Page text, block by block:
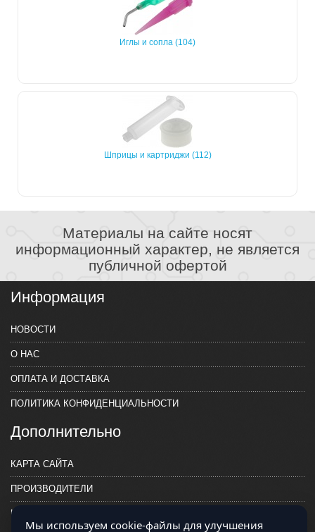
Иглы и сопла (104)
Шприцы и картриджи (112)
Материалы на сайте носят
информационный характер, не является
публичной офертой
Информация
НОВОСТИ
О НАС
ОПЛАТА И ДОСТАВКА
ПОЛИТИКА КОНФИДЕНЦИАЛЬНОСТИ
Дополнительно
КАРТА САЙТА
ПРОИЗВОДИТЕЛИ
КОНТАКТЫ
Мы используем cookie-файлы для улучшения